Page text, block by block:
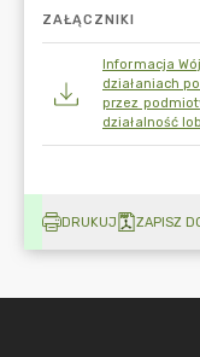
ZAŁĄCZNIKI
Informacja
działaniach
przez
działalność
DRUKUJ ZAPISZ